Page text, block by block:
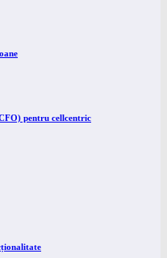
pentru cellcentric